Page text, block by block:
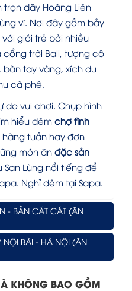
trọn dãy Hoàng Liên
vĩ. Nơi đây gồm bảy
giới trẻ bởi nhiều
trời Bali, tượng cô
tay vàng, xích đu
cà phê.
do vui chơi. Chụp hình
hiểu đêm chợ tình
tuần hay đơn
món ănđặc sản
Lùng nổi tiếng để
Nghỉ đêm tại Sapa.
- BẢN CÁT CÁT (ĂN
NỘI BÀI - HÀ NỘI (ĂN
KHÔNG BAO GỒM